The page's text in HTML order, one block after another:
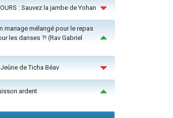
: Sauvez la jambe de Yohan
mariage mélangé pour le repas
les danses ?! (Rav Gabriel
de Ticha Béav
ardent